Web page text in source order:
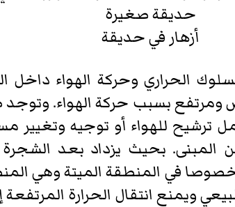
حديقة صغيرة
أزهار في حديقة
الحراري وحركة الهواء
بسبب حركة الهواء. وتوجد
بحيث يزداد بعد الشجرة
وخصوصا في المنطقة الميتة
ويمنع انتقال الحرارة المرتفعة